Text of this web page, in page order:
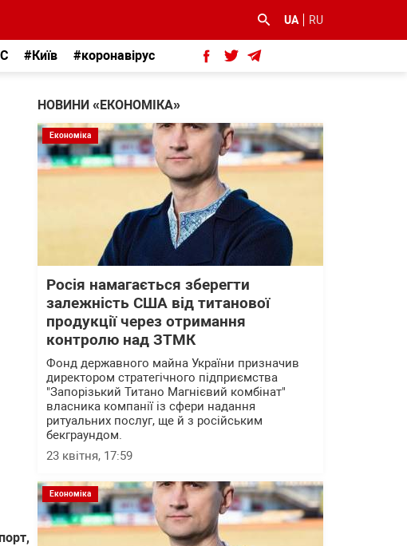
UA RU
#Київ #коронавірус
НОВИНИ «ЕКОНОМІКА»
Економіка
Росія намагається зберегти
залежність США від титанової
продукції через отримання
контролю над ЗТМК
Фонд державного майна України призначив
директором стратегічного підприємства
"Запорізький Титано Магнієвий комбінат"
власника компанії із сфери надання
ритуальних послуг, ще й з російським
бекграундом.
23 квітня, 17:59
Економіка